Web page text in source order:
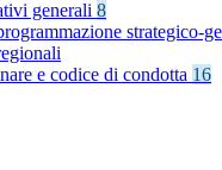
generali 8
strategico-
e codice di condotta 16